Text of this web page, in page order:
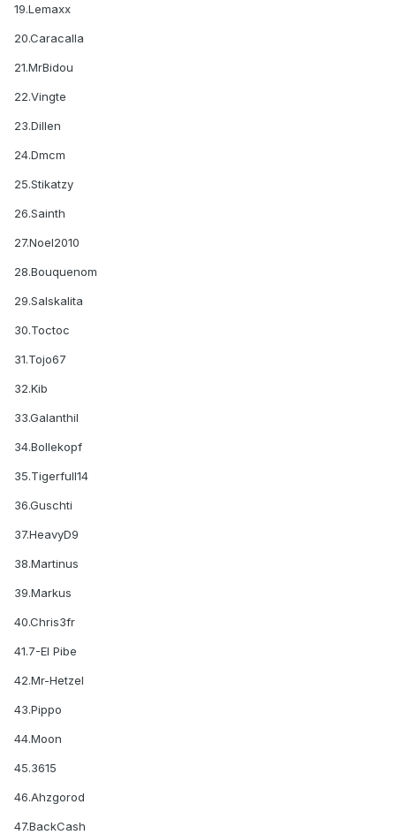
19.Lemaxx
20.Caracalla
21.MrBidou
22.Vingte
23.Dillen
24.Dmcm
25.Stikatzy
26.Sainth
27.Noel2010
28.Bouquenom
29.Salskalita
30.Toctoc
31.Tojo67
32.Kib
33.Galanthil
34.Bollekopf
35.Tigerfull14
36.Guschti
37.HeavyD9
38.Martinus
39.Markus
40.Chris3fr
41.7-El Pibe
42.Mr-Hetzel
43.Pippo
44.Moon
45.3615
46.Ahzgorod
47.BackCash